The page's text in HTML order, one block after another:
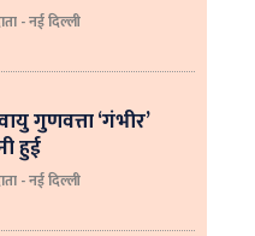
- नई दिल्ली
गुणवत्ता ‘गंभीर’
हुई
- नई दिल्ली